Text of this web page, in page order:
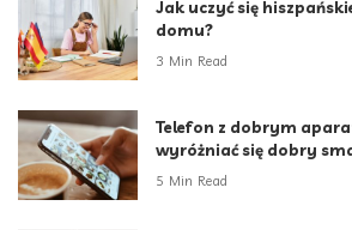
Jak uczyć się
domu?
3 Min Read
Telefon z dobrym
wyróżniać się dobry
5 Min Read